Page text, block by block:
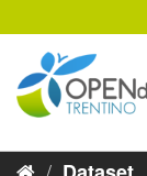
al
contenuto